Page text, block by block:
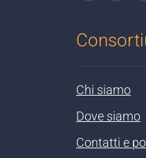
Chi siamo
Dove siamo
Contatti e